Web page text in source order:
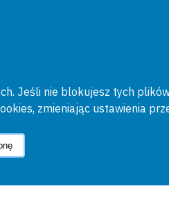
Jeśli nie blokujesz tych
zmieniając ustawienia